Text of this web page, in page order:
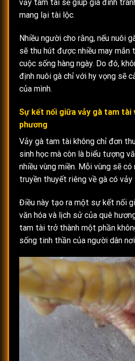
vảy tam tài sẽ giúp gia đình
mang lại tài lộc.
Nhiều người cho rằng, nếu nuôi
sẽ thu hút được nhiều may mắn
cuộc sống hàng ngày. Do đó,
định nuôi gà chỉ với hy vọng sẽ
của mình.
Sự kết nối giữa vảy gà tam tài
phương
Vảy gà tam tài không chỉ đơn
sinh học mà còn là biểu tượng
nhiều vùng miền. Mỗi vùng sẽ có
truyền thuyết riêng về gà có
Điều này tạo ra một sự kết nối
văn hóa và lịch sử của quê
tam tài trở thành một phần
sống tinh thần của người dân